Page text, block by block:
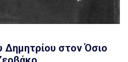
Δημητρίου στον Όσιο